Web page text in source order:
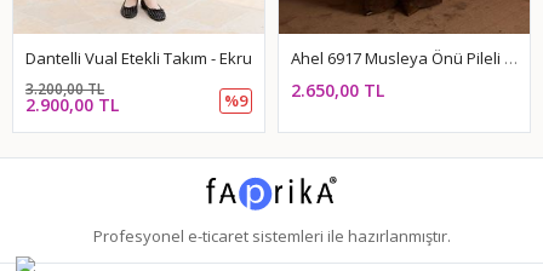
Dantelli Vual Etekli Takım - Ekru
2.900,00 TL
3.200,00 TL
%9
Ahel 6917 Musleya Önü Pileli Kadife Takım
2.650,00 TL
Profesyonel e-ticaretsistemleri ile hazırlanmıştır.